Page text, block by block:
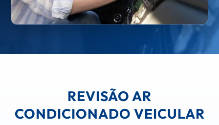
REVISÃO AR
CONDICIONADO VEICULAR